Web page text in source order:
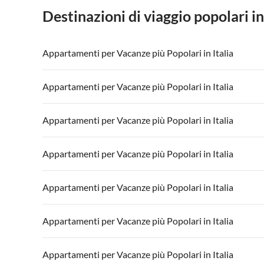
Destinazioni di viaggio popolari
Appartamenti per Vacanze più Popolari in Italia
Appartamenti per Vacanze in Italia
Appartamenti per Vacanze in Lago di Garda
Appartamenti per Vacanze più Popolari in Italia
Appartamenti per Vacanze in Italia
Appartamenti per Vacanze in Lago di Garda
Appartamenti per Vacanze più Popolari in Italia
Appartamenti per Vacanze in Italia
Appartamenti per Vacanze in Lago di Garda
Appartamenti per Vacanze più Popolari in Italia
Appartamenti per Vacanze in Italia
Appartamenti per Vacanze in Lago di Garda
Appartamenti per Vacanze più Popolari in Italia
Appartamenti per Vacanze in Italia
Appartamenti per Vacanze in Lago di Garda
Appartamenti per Vacanze più Popolari in Italia
Appartamenti per Vacanze in Italia
Appartamenti per Vacanze più Popolari in Italia